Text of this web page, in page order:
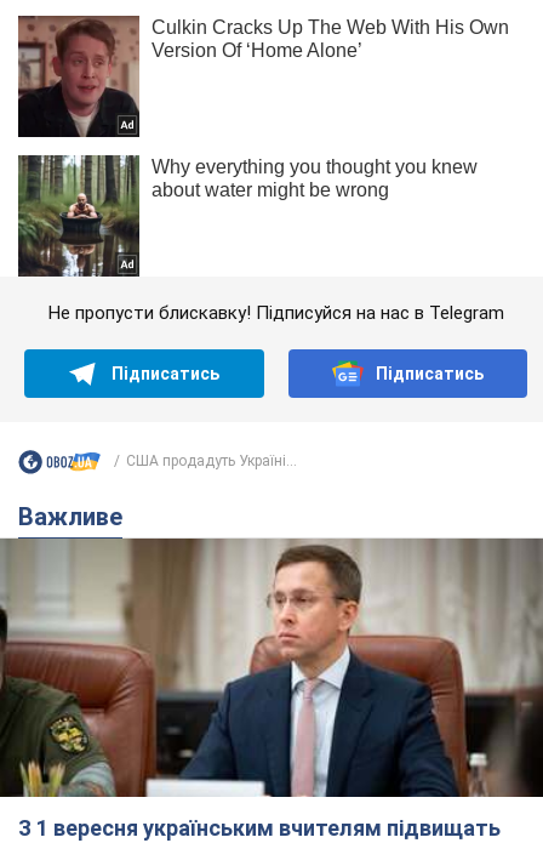
Не пропусти блискавку! Підписуйся на нас в Telegram
Підписатись Підписатись
США продадуть Україні...
Важливе
З 1 вересня українським вчителям підвищать